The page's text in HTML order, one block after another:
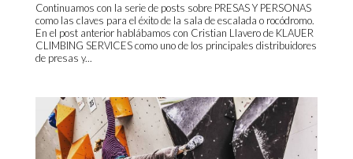
Continuamos con la serie de posts sobre PRESAS Y PERSONAS
como las claves para el éxito de la sala de escalada o rocódromo.
En el post anterior hablábamos con Cristian Llavero de KLAUER
CLIMBING SERVICES como uno de los principales distribuidores
de presas y...